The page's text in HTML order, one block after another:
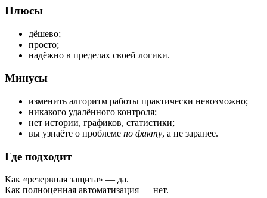
Плюсы
дёшево;
просто;
надёжно в пределах своей логики.
Минусы
изменить алгоритм работы практически невозможно;
никакого удалённого контроля;
нет истории, графиков, статистики;
вы узнаёте о проблеме по факту, а не заранее.
Где подходит
Как «резервная защита» — да.
Как полноценная автоматизация — нет.